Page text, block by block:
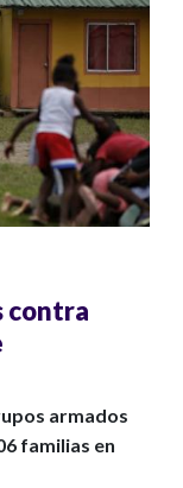
contra
armados
familias en